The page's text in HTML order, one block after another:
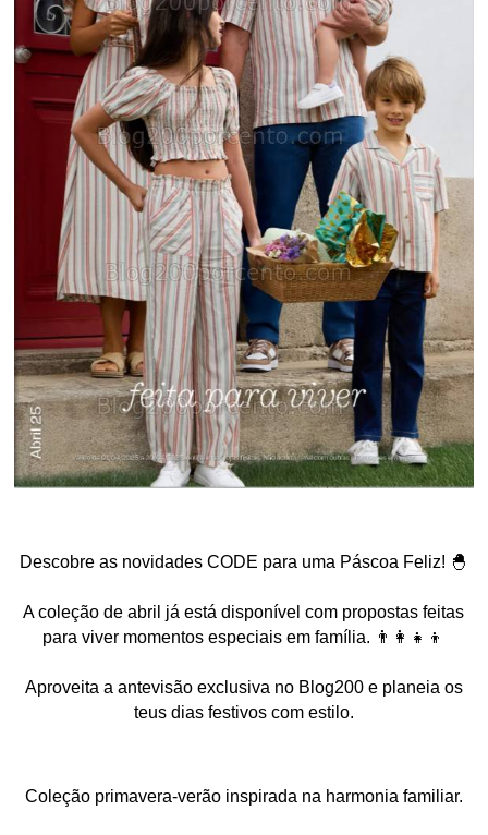
Descobre as novidades CODE para uma Páscoa Feliz! 🐣
A coleção de abril já está disponível com propostas feitas
para viver momentos especiais em família. 👨‍👩‍👧‍👦
Aproveita a antevisão exclusiva no Blog200 e planeia os
teus dias festivos com estilo.
Coleção primavera-verão inspirada na harmonia familiar.